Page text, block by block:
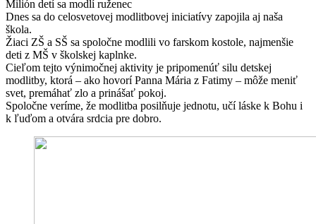
Milión detí sa modlí ruženec
Dnes sa do celosvetovej modlitbovej iniciatívy zapojila aj naša
škola.
Žiaci ZŠ a SŠ sa spoločne modlili vo farskom kostole, najmenšie
deti z MŠ v školskej kaplnke.
Cieľom tejto výnimočnej aktivity je pripomenúť silu detskej
modlitby, ktorá – ako hovorí Panna Mária z Fatimy – môže meniť
svet, premáhať zlo a prinášať pokoj.
Spoločne veríme, že modlitba posilňuje jednotu, učí láske k Bohu i
k ľuďom a otvára srdcia pre dobro.